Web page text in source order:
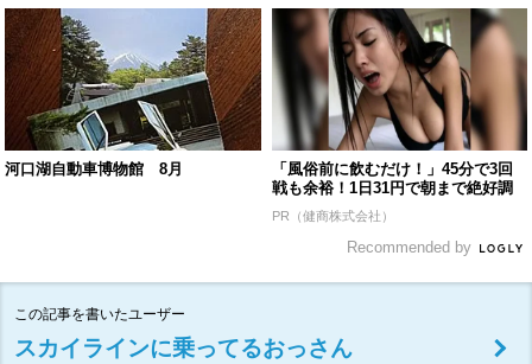
河口湖自動車博物館 8月
「風俗前に飲むだけ！」45分で3回
戦も余裕！1日31円で朝まで絶好調
PR（健商株式会社）
Recommended by
この記事を書いたユーザー
スカイラインに乗ってるおっさん